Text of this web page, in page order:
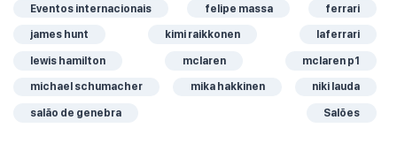
Eventos internacionais felipe massa ferrari
james hunt kimi raikkonen laferrari
lewis hamilton mclaren mclaren p1
michael schumacher mika hakkinen niki lauda
salão de genebra Salões